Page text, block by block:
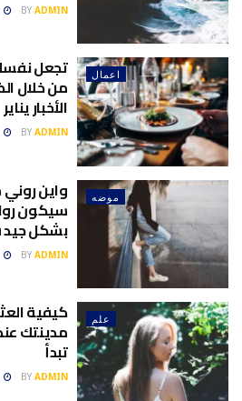
BY ADMIN
اعمال تجعل
من خلال
الأخبار يناير
BY ADMIN
موضه واين
سيكون
بشكل جيد
BY ADMIN
علم كيفية
مدينتك
تبدأ
BY ADMIN